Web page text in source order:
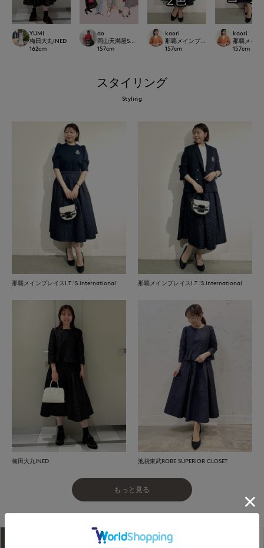
YUMI
梅田大丸INED
162cm
ao
岡山天満屋SUPERIORCLOSET
157cm
kaori
那覇メインプレイス
157cm
kaori
那覇メイ
157cm
スタイリング
Styling
那覇メインプレイスI.T.'S.international 那覇メインプレイスI.T.'S.international
梅田大丸INED 池袋東武ROBE SUPERIOR CLOSET
もっと見る
サイズ詳細